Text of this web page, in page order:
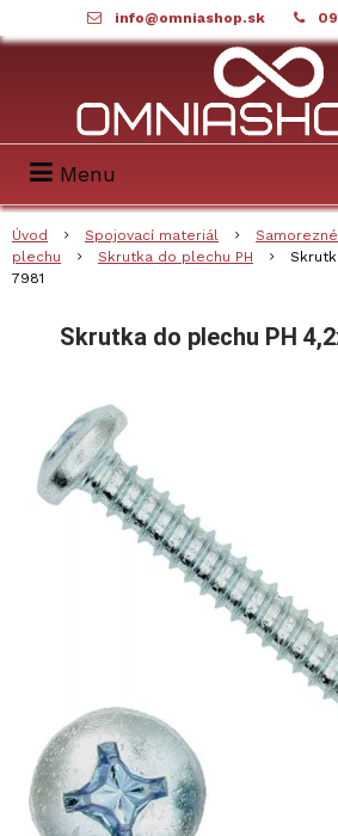
info@omniashop.sk
Menu
Úvod Spojovací materiál
plechu
Skrutka do plechu PH
7981
Skrutka do plechu PH